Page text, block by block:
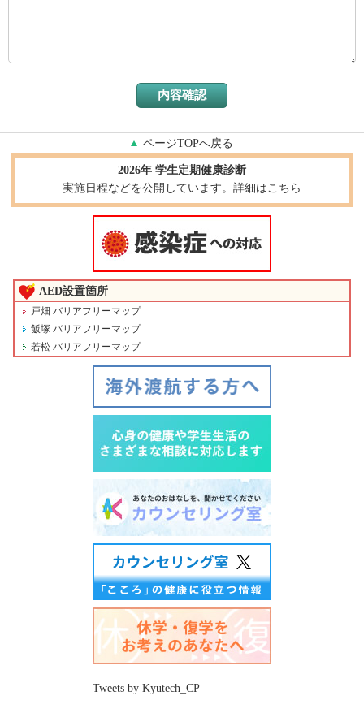
ページTOPへ戻る
2026年 学生定期健康診断
実施日程などを公開しています。詳細はこちら
AED設置箇所
戸畑 バリアフリーマップ
飯塚 バリアフリーマップ
若松 バリアフリーマップ
Tweets by Kyutech_CP